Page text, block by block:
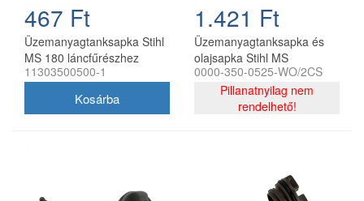
467 Ft
Üzemanyagtanksapka Stihl
MS 180 láncfűrészhez
utángyártott
11303500500-1
1.421 Ft
Üzemanyagtanksapka és
olajsapka Stihl MS
láncfűrészekhez
bajonettzáras utángyártott
(2 db/csomag)
0000-350-0525-WO/2CS
Pillanatnyilag nem
rendelhető!